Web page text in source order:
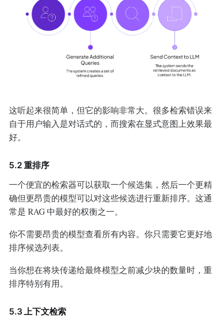
这听起来很简单，但它的影响非常大。很多检索错误来
自于用户输入是对话式的，而搜索在显式意图上效果最
好。
5.2 重排序
一个便宜的检索器可以获取一个候选集，然后一个更精
确但更昂贵的模型可以对这些候选进行重新排序。这通
常是 RAG 中最好的权衡之一。
你不需要昂贵的模型查看所有内容。你只需要它更好地
排序候选列表。
当你想在将块传递给最终模型之前减少块的数量时，重
排序特别有用。
5.3 上下文检索